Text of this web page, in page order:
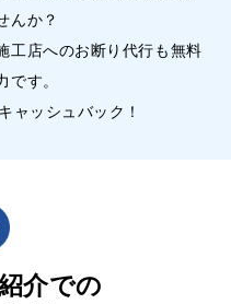
んか？
工店へのお断り代行も無料
です。
ャッシュバック！
介での